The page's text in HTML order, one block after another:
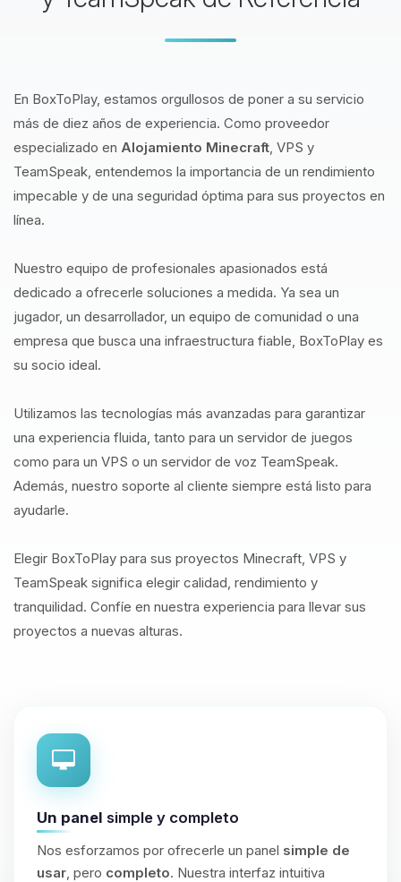
En BoxToPlay, estamos orgullosos de poner a su servicio
más de diez años de experiencia. Como proveedor
especializado en Alojamiento Minecraft, VPS y
TeamSpeak, entendemos la importancia de un rendimiento
impecable y de una seguridad óptima para sus proyectos en
línea.
Nuestro equipo de profesionales apasionados está
dedicado a ofrecerle soluciones a medida. Ya sea un
jugador, un desarrollador, un equipo de comunidad o una
empresa que busca una infraestructura fiable, BoxToPlay es
su socio ideal.
Utilizamos las tecnologías más avanzadas para garantizar
una experiencia fluida, tanto para un servidor de juegos
como para un VPS o un servidor de voz TeamSpeak.
Además, nuestro soporte al cliente siempre está listo para
ayudarle.
Elegir BoxToPlay para sus proyectos Minecraft, VPS y
TeamSpeak significa elegir calidad, rendimiento y
tranquilidad. Confíe en nuestra experiencia para llevar sus
proyectos a nuevas alturas.
Un panel simple y completo
Nos esforzamos por ofrecerle un panel simple de
usar, pero completo. Nuestra interfaz intuitiva